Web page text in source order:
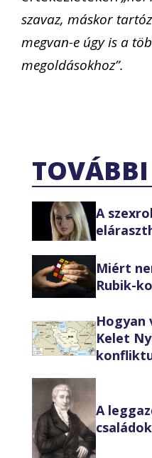
szavaz, máskor
megvan-e úgy is a
megoldásokhoz”.
A
Miért
Rubik-
Hogyan
Kelet
A
családok